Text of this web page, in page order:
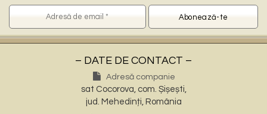
– DATE DE CONTACT –
Adresă companie
sat Cocorova, com. Șișești,
jud. Mehedinți, România